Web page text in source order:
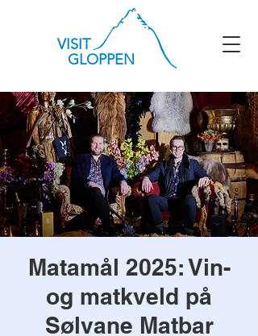
VISIT
GLOPPEN
Matamål 2025: Vin-
og matkveld på
Sølvane Matbar